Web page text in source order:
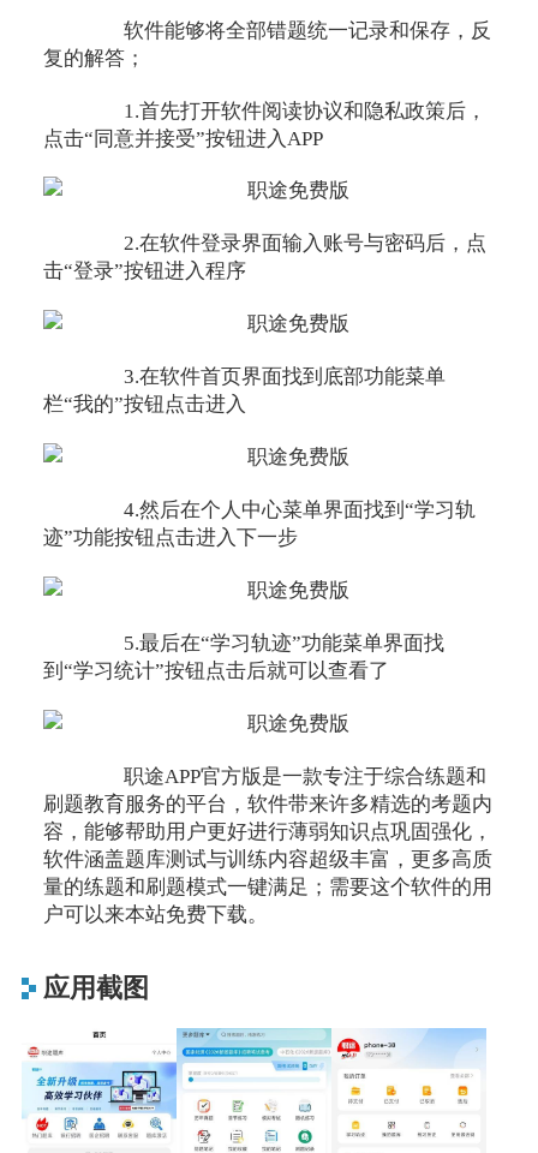
软件能够将全部错题统一记录和保存，反
复的解答；
1.首先打开软件阅读协议和隐私政策后，
点击“同意并接受”按钮进入APP
2.在软件登录界面输入账号与密码后，点
击“登录”按钮进入程序
3.在软件首页界面找到底部功能菜单
栏“我的”按钮点击进入
4.然后在个人中心菜单界面找到“学习轨
迹”功能按钮点击进入下一步
5.最后在“学习轨迹”功能菜单界面找
到“学习统计”按钮点击后就可以查看了
职途APP官方版是一款专注于综合练题和
刷题教育服务的平台，软件带来许多精选的考题内
容，能够帮助用户更好进行薄弱知识点巩固强化，
软件涵盖题库测试与训练内容超级丰富，更多高质
量的练题和刷题模式一键满足；需要这个软件的用
户可以来本站免费下载。
应用截图